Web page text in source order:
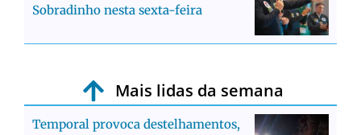
Sobradinho nesta sexta-feira
Mais lidas da semana
Temporal provoca destelhamentos,